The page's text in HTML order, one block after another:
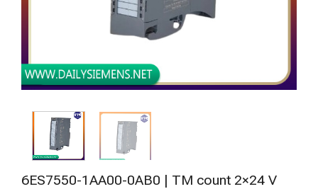
6ES7550-1AA00-0AB0 | TM count 2×24 V